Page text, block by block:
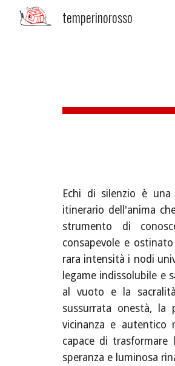
temperinorosso
Echi di silenzio è
itinerario dell'anima
strumento di
consapevole e
rara intensità i nodi
legame indissolubile e
al vuoto e la
sussurrata onestà, la
vicinanza e autentico
capace di
speranza e luminosa